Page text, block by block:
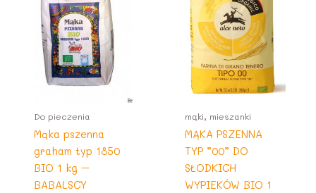
Do pieczenia
Mąka pszenna
graham typ 1850
BIO 1 kg –
BABALSCY
mąki, mieszanki
MĄKA PSZENNA
TYP ”00” DO
SŁODKICH
WYPIEKÓW BIO 1